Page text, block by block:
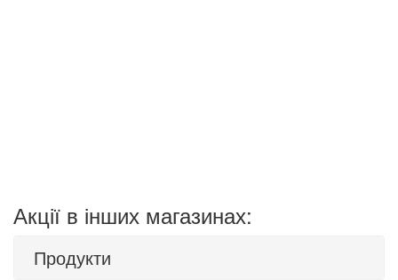
Акції в інших магазинах:
Продукти